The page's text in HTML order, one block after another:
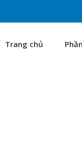
Trang chủ